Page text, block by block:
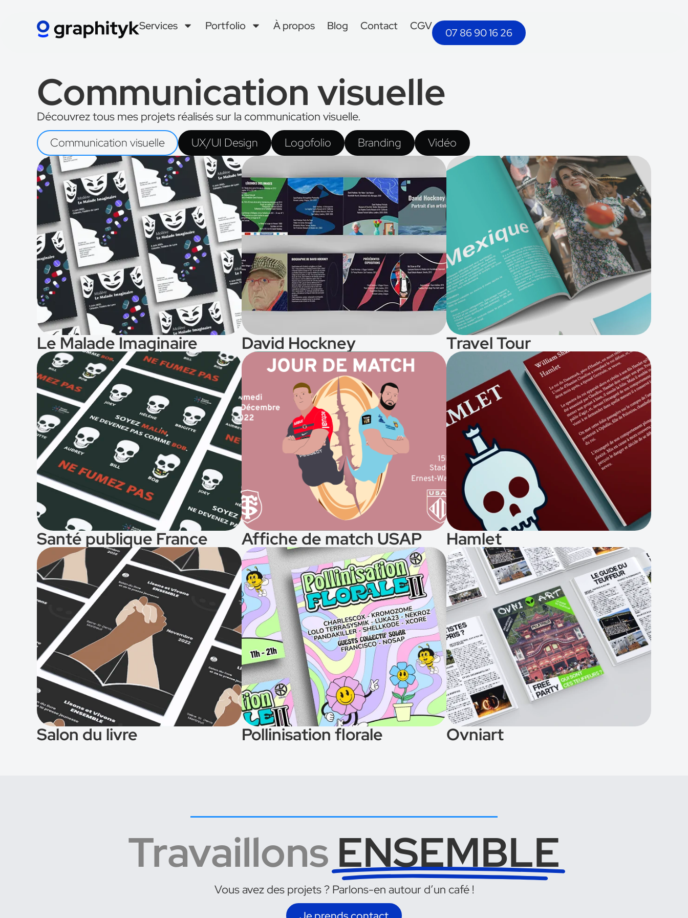
Services Portfolio À propos Blog Contact CGV
07 86 90 16 26
Communication visuelle
Découvrez tous mes projets réalisés sur la communication visuelle.
Communication visuelle
UX/UI Design Logofolio Branding Vidéo
Voir le projet
Le Malade Imaginaire
Voir le projet
David Hockney
Voir le projet
Travel Tour
Voir le projet
Santé publique France
Voir l'affiche
Affiche de match USAP
Voir le projet
Hamlet
Voir le projet
Salon du livre
Voir le projet
Pollinisation florale
Voir le projet
Ovniart
Travaillons ENSEMBLE
Vous avez des projets ? Parlons-en autour d’un café !